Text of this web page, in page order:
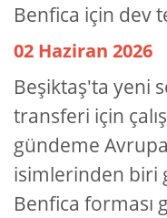
Benfica için dev
02 Haziran 2026
Beşiktaş'ta yeni
transferi için
gündeme
isimlerinden biri
Benfica forması